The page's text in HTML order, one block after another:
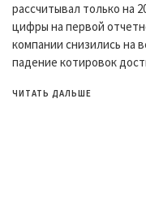
рассчитывал только на
цифры на первой
компании снизились на
падение котировок
ЧИТАТЬ ДАЛЬШЕ